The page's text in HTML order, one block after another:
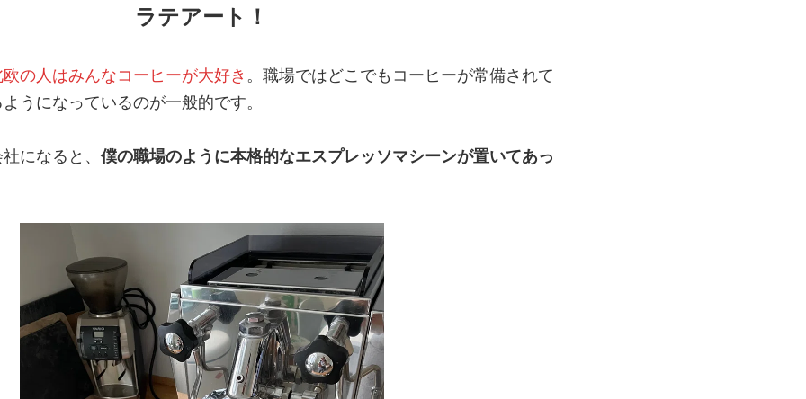
ラテアート！
の人はみんなコーヒーが大好き 。職場ではどこでもコーヒーが常備されて
うになっているのが一般的です。
になると、 僕の職場のように本格的なエスプレッソマシーンが置いてあっ